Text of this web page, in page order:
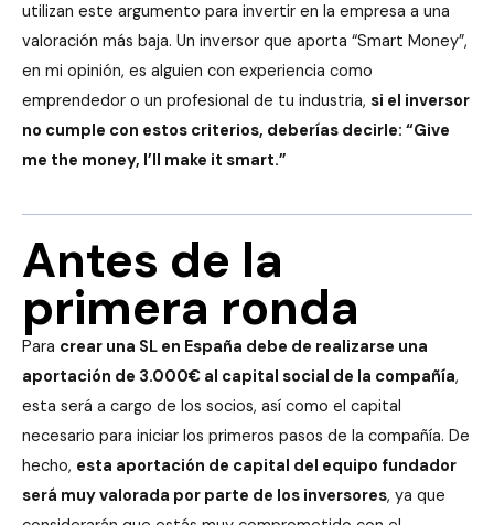
utilizan este argumento para invertir en la empresa a una
valoración más baja. Un inversor que aporta “Smart Money”,
en mi opinión, es alguien con experiencia como
emprendedor o un profesional de tu industria, si el inversor
no cumple con estos criterios, deberías decirle: “Give
me the money, I’ll make it smart.”
Antes de la
primera ronda
Para crear una SL en España debe de realizarse una
aportación de 3.000€ al capital social de la compañía,
esta será a cargo de los socios, así como el capital
necesario para iniciar los primeros pasos de la compañía. De
hecho, esta aportación de capital del equipo fundador
será muy valorada por parte de los inversores, ya que